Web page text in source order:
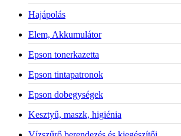
Hajápolás
Elem, Akkumulátor
Epson tonerkazetta
Epson tintapatronok
Epson dobegységek
Kesztyű, maszk, higiénia